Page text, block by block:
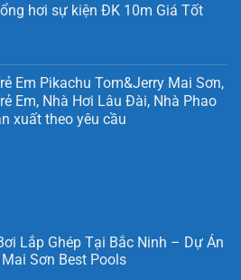
hơi sự kiện ĐK 10m Giá Tốt
Em Pikachu Tom&Jerry Mai Sơn,
Em, Nhà Hơi Lâu Đài, Nhà Phao
xuất theo yêu cầu
Lắp Ghép Tại Bắc Ninh – Dự Án
Sơn Best Pools